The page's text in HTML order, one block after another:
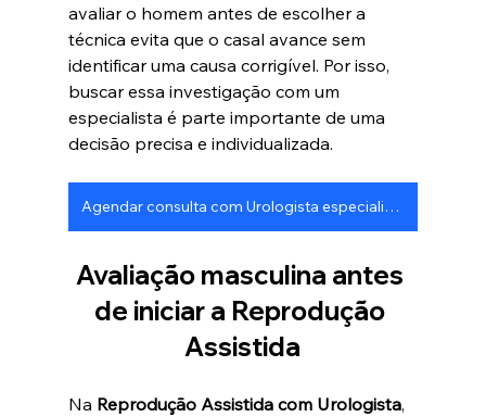
avaliar o homem antes de escolher a
técnica evita que o casal avance sem
identificar uma causa corrigível. Por isso,
buscar essa investigação com um
especialista é parte importante de uma
decisão precisa e individualizada.
Agendar consulta com Urologista especialista em Reprodução Humana
Avaliação masculina antes
de iniciar a Reprodução
Assistida
Na Reprodução Assistida com Urologista,